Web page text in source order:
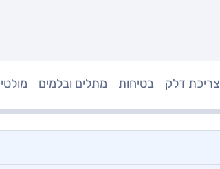
צריכת דלק בטיחות מתלים ובלמים